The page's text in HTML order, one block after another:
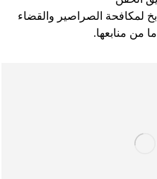
لمكافحة الصراصير والقضاء
من منابعها.